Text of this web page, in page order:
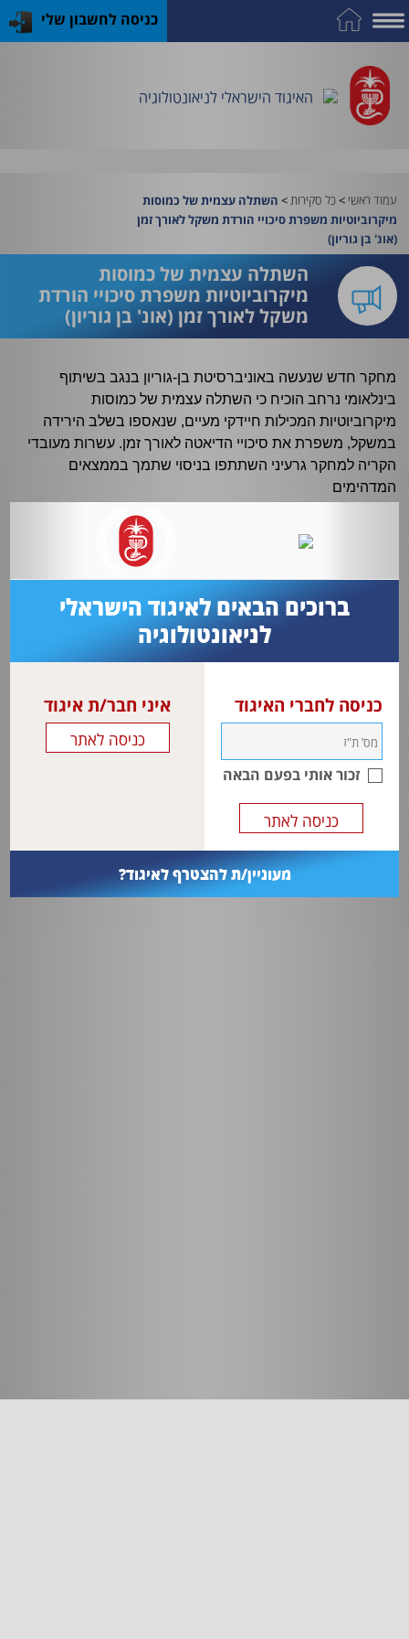
כניסה לחשבון שלי
האיגוד הישראלי לניאונטולוגיה
על
האיגוד
פרסומי
האיגוד
התמחות
במקצוע
כח
אדם
וציוד
כלים
שימושיים
כנס
האיגוד
עמוד ראשי>כל סקירות> השתלה עצמית של כמוסות
מיקרוביוטיות משפרת סיכויי הורדת משקל לאורך זמן
(אונ' בן גוריון)
השתלה עצמית של כמוסות
מיקרוביוטיות משפרת סיכויי הורדת
משקל לאורך זמן (אונ' בן גוריון)
מחקר חדש שנעשה באוניברסיטת בן-גוריון בנגב בשיתוף
בינלאומי נרחב הוכיח כי השתלה עצמית של כמוסות
מיקרוביוטיות המכילות חיידקי מעיים, שנאספו בשלב הירידה
במשקל, משפרת את סיכויי הדיאטה לאורך זמן. עשרות מעובדי
הקריה למחקר גרעיני השתתפו בניסוי שתמך בממצאים
המדהימים
ברוכים הבאים לאיגוד הישראלי
לניאונטולוגיה
כניסה לחברי האיגוד
זכור אותי בפעם הבאה
איני חבר/ת איגוד
מעוניין/ת להצטרף לאיגוד?